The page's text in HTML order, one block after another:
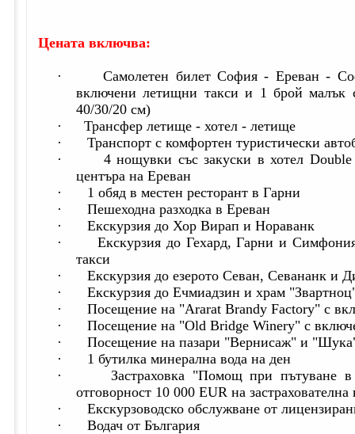
Цената включва:
·
Самолетен билет София - Ереван -
включени летищни такси и 1 брой малък
40/30/20 см)
·
Трансфер летище - хотел - летище
·
Транспорт с комфортен туристически
·
4 нощувки със закуски в хотел
центъра на Ереван
·
1 обяд в местен ресторант в Гарни
·
Пешеходна разходка в Ереван
·
Екскурзия до Хор Вирап и Нораванк
·
Екскурзия до Гехард, Гарни и
такси
·
Екскурзия до езерото Севан, Севананк и
·
Екскурзия до Ечмиадзин и храм
·
Посещение на "Ararat Brandy Factory" с
·
Посещение на "Old Bridge Winery" с
·
Посещение на пазари "Вернисаж" и
·
1 бутилка минерална вода на ден
·
Застраховка "Помощ при пътуване
отговорност 10 000 EUR на
·
Екскурзоводско обслужване от
·
Водач от България